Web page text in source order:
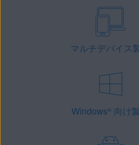
マルチデバイス
Windows®向け